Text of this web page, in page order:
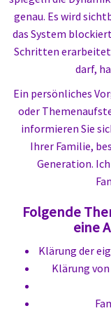
genau. Es wird
das System
Schritten erarbeitet
darf,
Ein persönliches
oder
informieren Sie
Ihrer Familie,
Generation.
Folgende
eine
Klärung der
Klärung